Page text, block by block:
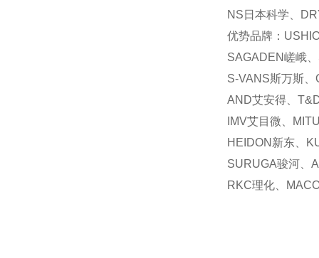
NS日本科学、
优势品牌：
SAGADEN嵯峨
S-VANS斯万斯
AND艾安得、
IMV艾目微、
HEIDON新东、
SURUGA骏河、
RKC理化、